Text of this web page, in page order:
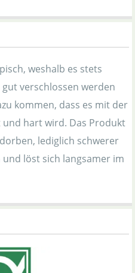
weshalb es stets
verschlossen werden
kommen, dass es mit der
hart wird. Das Produkt
lediglich schwerer
löst sich langsamer im